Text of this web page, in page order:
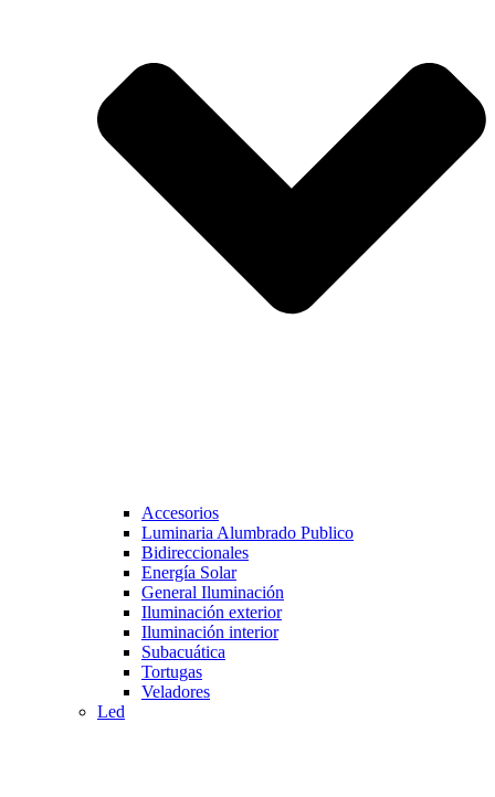
Accesorios
Luminaria Alumbrado Publico
Bidireccionales
Energía Solar
General Iluminación
Iluminación exterior
Iluminación interior
Subacuática
Tortugas
Veladores
Led